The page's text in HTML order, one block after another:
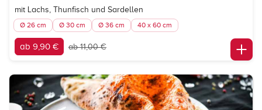
mit Lachs, Thunfisch und Sardellen
Ø 26 cm Ø 30 cm Ø 36 cm 40 x 60 cm
ab 9,90 € ab 11,00 €